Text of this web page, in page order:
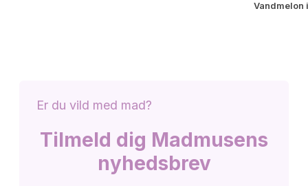
Vandmelon
Er du vild med mad?
Tilmeld dig Madmusens
nyhedsbrev